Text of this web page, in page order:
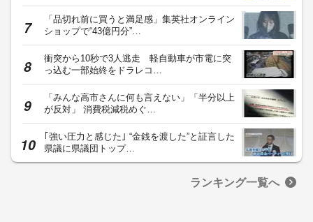
「品切れ前に買うと満足感」集英社オンライン
ショップで“43億円分”…
衝突から10秒で3人逃走 軽自動車が市電に突
っ込む一部始終をドラレコ…
「みんな高市さんに何も言えない」「半分以上
が反対」 消費税減税めぐ…
｢強い圧力と感じた｣ “金銭を渡した”と証言した
県議に県議団トップ…
ランキング一覧へ